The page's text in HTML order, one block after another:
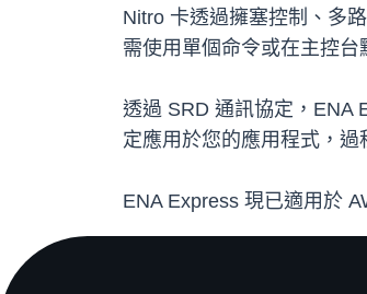
Nitro 卡透過擁塞控制、多
需使用單個命令或在主控台
透過 SRD 通訊協定，ENA
定應用於您的應用程式，
ENA Express 現已適用於